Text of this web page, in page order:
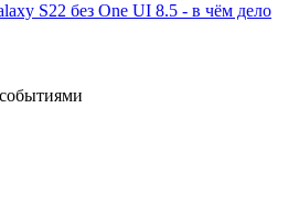
S22 без One UI 8.5 - в чём дело